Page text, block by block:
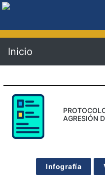
Inicio
AGRESIÓN
Infografía